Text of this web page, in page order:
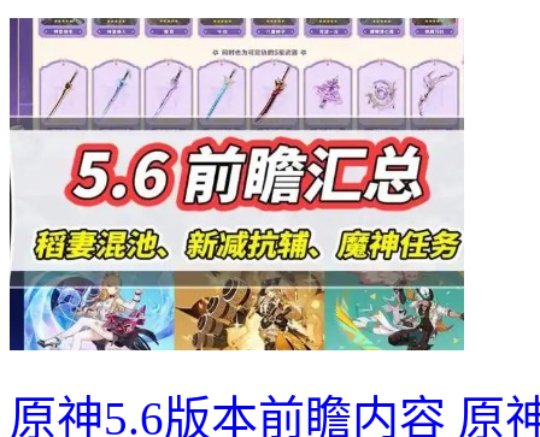
原神5.6版本前瞻内容 原